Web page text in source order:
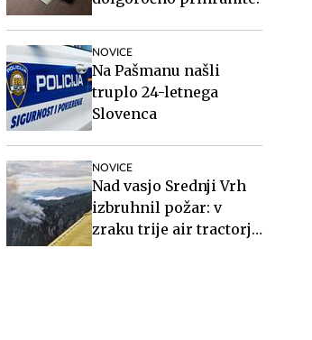
NOVICE
Na Pašmanu našli
truplo 24-letnega
Slovenca
NOVICE
Nad vasjo Srednji Vrh
izbruhnil požar: v
zraku trije air tractorji